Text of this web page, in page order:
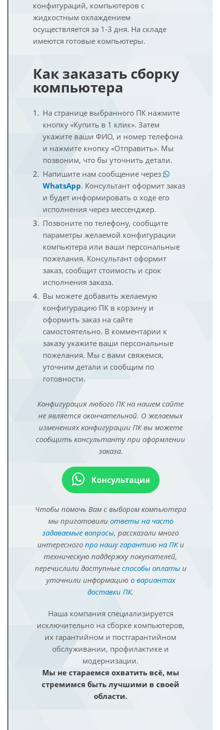
конфигураций, компьютеров с
жидкостным охлаждением
осуществляется за 1-3 дня. На складе
имеются готовые компьютеры.
Как заказать сборку
компьютера
На странице выбранного ПК нажмите
кнопку «Купить в 1 клик». Затем
укажите ваши ФИО, и номер телефона
и нажмите кнопку «Отправить». Мы
позвоним, что бы уточнить детали.
Напишите нам сообщение через
WhatsApp. Консультант оформит заказ
и будет информировать о ходе его
исполнения через мессенджер.
Позвоните по телефону, сообщите
параметры желаемой конфигурации
компьютера или ваши персональные
пожелания. Консультант оформит
заказ, сообщит стоимость и срок
исполнения заказа.
Вы можете добавить желаемую
конфигурацию ПК в корзину и
оформить заказ на сайте
самостоятельно. В комментарии к
заказу укажите ваши персональные
пожелания. Мы с вами свяжемся,
уточним детали и сообщим по
готовности.
Конфигурация любого ПК на нашем сайте
не является окончательной. О желаемых
изменениях конфигурации ПК вы можете
сообщить консультанту при оформлении
заказа.
Консультация
Чтобы помочь Вам с выбором компьютера
мы приготовили ответы на часто
задаваемые вопросы, рассказали много
интересного про нашу гарантию на ПКи
техническую поддержку покупателей,
перечислили доступные способы оплатыи
уточнили информацию о вариантах
доставки ПК.
Наша компания специализируется
исключительно на сборке компьютеров,
их гарантийном и постгарантийном
обслуживании, профилактике и
модернизации.
Мы не стараемся охватить всё, мы
стремимся быть лучшими в своей
области.